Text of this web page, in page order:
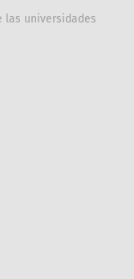
las universidades